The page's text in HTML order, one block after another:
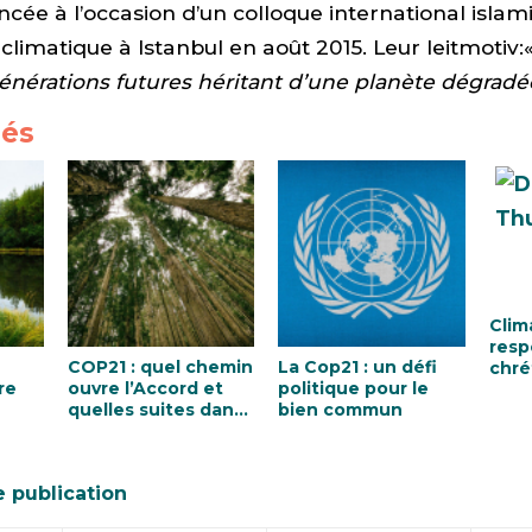
à l’occasion d’un colloque international
à Istanbul en août 2015. Leur
futures héritant d’une planète
COP21 : quel chemin
ouvre l’Accord et
quelles suites dans
La Cop21 : un défi
politique pour le
publication